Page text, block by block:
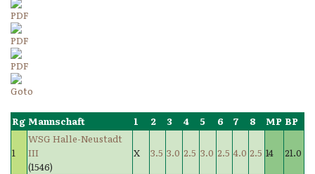
Rg Mannschaft 1 2 3 4 5 6 7 8 MP BP
1
WSG Halle-Neustadt
III
(1546)
X 3.5 3.0 2.5 3.0 2.5 4.0 2.5 14 21.0